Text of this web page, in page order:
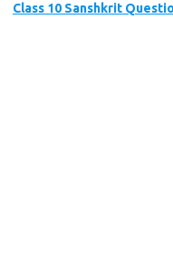
Class 10 Sanshkrit